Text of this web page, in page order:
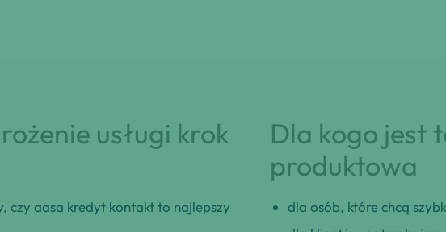
usługi krok
czy aasa kredyt kontakt to najlepszy
Dla kogo jest
produktowa
dla osób, które chcą